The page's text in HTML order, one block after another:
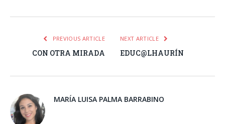
PREVIOUS ARTICLE
CON OTRA MIRADA
NEXT ARTICLE
EDUC@LHAURÍN
MARÍA LUISA PALMA BARRABINO